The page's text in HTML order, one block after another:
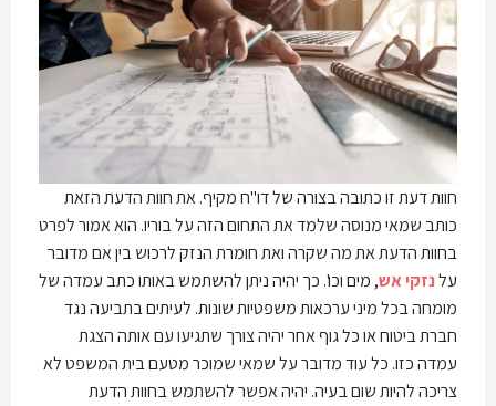
חוות דעת זו כתובה בצורה של דו"ח מקיף. את חוות הדעת הזאת
כותב שמאי מנוסה שלמד את התחום הזה על בוריו. הוא אמור לפרט
בחוות הדעת את מה שקרה ואת חומרת הנזק לרכוש בין אם מדובר
עלנזקי אש, מים וכו'. כך יהיה ניתן להשתמש באותו כתב עמדה של
מומחה בכל מיני ערכאות משפטיות שונות. לעיתים בתביעה נגד
חברת ביטוח או כל גוף אחר יהיה צורך שתגיעו עם אותה הצגת
עמדה כזו. כל עוד מדובר על שמאי שמוכר מטעם בית המשפט לא
צריכה להיות שום בעיה. יהיה אפשר להשתמש בחוות הדעת